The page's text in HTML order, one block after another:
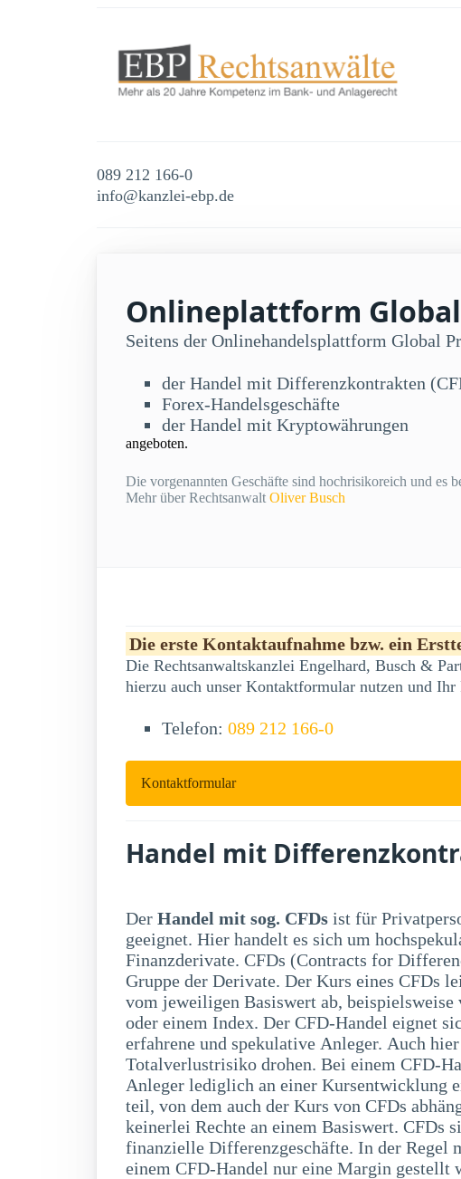
089 212 166-0
info@kanzlei-ebp.de
Onlineplattform
Seitens der Onlinehandelsplattform Global
der Handel mit Differenzkontrakten
Forex-Handelsgeschäfte
der Handel mit Kryptowährungen
angeboten.
Die vorgenannten Geschäfte sind hochrisikoreich und es
Mehr über Rechtsanwalt Oliver Busch
Die erste Kontaktaufnahme bzw. ein
Die Rechtsanwaltskanzlei Engelhard, Busch &
hierzu auch unser Kontaktformular nutzen und
Telefon: 089 212 166-0
Kontaktformular
Handel mit
Der Handel mit sog. CFDs ist für
geeignet. Hier handelt es sich um
Finanzderivate. CFDs (Contracts for
Gruppe der Derivate. Der Kurs eines CFDs
vom jeweiligen Basiswert ab,
oder einem Index. Der CFD-Handel eignet
erfahrene und spekulative Anleger. Auch
Totalverlustrisiko drohen. Bei einem CFD-
Anleger lediglich an einer Kursentwicklung
teil, von dem auch der Kurs von CFDs
keinerlei Rechte an einem Basiswert. CFDs
finanzielle Differenzgeschäfte. In der Regel
einem CFD-Handel nur eine Margin gestellt
einen Bruchteil der jeweiligen
entsteht aber eine entsprechende Hebelwirkung. Bei
CFD-Handel bestehen auch verschiedenste
das Risiko unkalkulierbarer Verluste,
Totalverlust. Außerdem besteht auch ein
das Risiko auf Änderungen eines
Preisänderung des Basiswertes. Dabei
Kursauschläge innerhalb eines Tages dazu
hinterlegte Margin (Sicherheitsleistung)